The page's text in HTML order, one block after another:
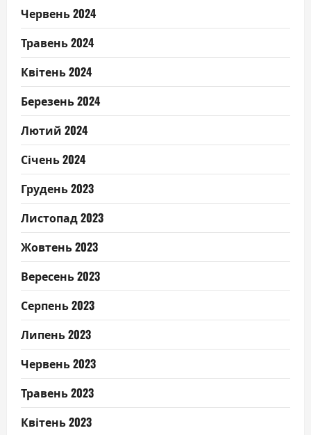
Червень 2024
Травень 2024
Квітень 2024
Березень 2024
Лютий 2024
Січень 2024
Грудень 2023
Листопад 2023
Жовтень 2023
Вересень 2023
Серпень 2023
Липень 2023
Червень 2023
Травень 2023
Квітень 2023